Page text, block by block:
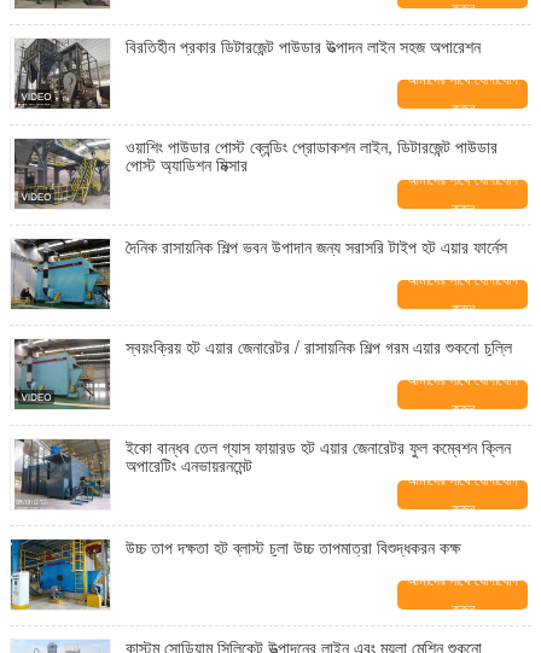
করুন
বিরতিহীন প্রকার ডিটারজেন্ট পাউডার উত্পাদন লাইন সহজ অপারেশন
আমাদের সাথে যোগাযোগ
করুন
ওয়াশিং পাউডার পোস্ট ব্লেন্ডিং প্রোডাকশন লাইন, ডিটারজেন্ট পাউডার
পোস্ট অ্যাডিশন মিক্সার
আমাদের সাথে যোগাযোগ
করুন
দৈনিক রাসায়নিক শিল্প ভবন উপাদান জন্য সরাসরি টাইপ হট এয়ার ফার্নেস
আমাদের সাথে যোগাযোগ
করুন
স্বয়ংক্রিয় হট এয়ার জেনারেটর / রাসায়নিক শিল্প গরম এয়ার শুকনো চুল্লি
আমাদের সাথে যোগাযোগ
করুন
ইকো বান্ধব তেল গ্যাস ফায়ারড হট এয়ার জেনারেটর ফুল কম্বেশন ক্লিন
অপারেটিং এনভায়রনমেন্ট
আমাদের সাথে যোগাযোগ
করুন
উচ্চ তাপ দক্ষতা হট ব্লাস্ট চুলা উচ্চ তাপমাত্রা বিশুদ্ধকরন কক্ষ
আমাদের সাথে যোগাযোগ
করুন
কাস্টম সোডিয়াম সিলিকেট উত্পাদনের লাইন এবং ময়লা মেশিন শুকনো